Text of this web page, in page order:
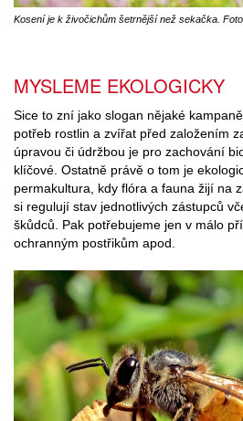
Kosení je k živočichům šetrnější než sekačka.
MYSLEME EKOLOGICKY
Sice to zní jako slogan nějaké
potřeb rostlin a zvířat před založením
úpravou či údržbou je pro zachování
klíčové. Ostatně právě o tom je
permakultura, kdy flóra a fauna žijí na
si regulují stav jednotlivých zástupců
škůdců. Pak potřebujeme jen v málo
ochranným postřikům apod.